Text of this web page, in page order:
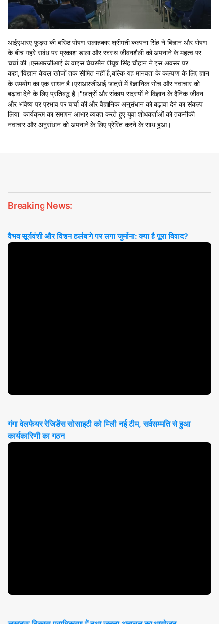
आईएआरए फूड्स की वरिष्ठ पोषण सलाहकार श्रीमती कल्पना सिंह ने विज्ञान और पोषण
के बीच गहरे संबंध पर प्रकाश डाला और स्वस्थ जीवनशैली को अपनाने के महत्व पर
चर्चा की।एसआरजीआई के वाइस चेयरमैन पीयूष सिंह चौहान ने इस अवसर पर
कहा,"विज्ञान केवल खोजों तक सीमित नहीं है,बल्कि यह मानवता के कल्याण के लिए ज्ञान
के उपयोग का एक साधन है।एसआरजीआई छात्रों में वैज्ञानिक सोच और नवाचार को
बढ़ावा देने के लिए प्रतिबद्ध है।"छात्रों और संकाय सदस्यों ने विज्ञान के दैनिक जीवन
और भविष्य पर प्रभाव पर चर्चा की और वैज्ञानिक अनुसंधान को बढ़ावा देने का संकल्प
लिया।कार्यक्रम का समापन आभार व्यक्त करते हुए युवा शोधकर्ताओं को तकनीकी
नवाचार और अनुसंधान को अपनाने के लिए प्रेरित करने के साथ हुआ।
Breaking News:
वैभव सूर्यवंशी और विशन हलंबागे पर लगा जुर्माना: क्या है पूरा विवाद?
गंगा वेलफेयर रेजिडेंस सोसाइटी को मिली नई टीम, सर्वसम्मति से हुआ
कार्यकारिणी का गठन